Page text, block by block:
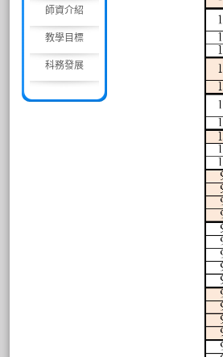
師資介紹
教學目標
科務發展